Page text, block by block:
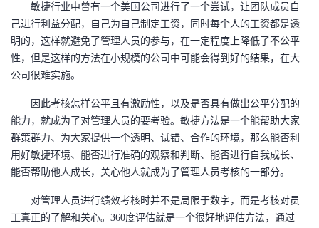
敏捷行业中曾有一个美国公司进行了一个尝试，让团队成员自
己进行利益分配，自己为自己制定工资，同时每个人的工资都是透
明的，这样就避免了管理人员的参与，在一定程度上降低了不公平
性，但是这样的方法在小规模的公司中可能会得到好的结果，在大
公司很难实施。
因此考核怎样公平且有激励性，以及是否具有做出公平分配的
能力，就成为了对管理人员的要考验。敏捷方法是一个能帮助大家
群策群力、为大家提供一个透明、试错、合作的环境，那么能否利
用好敏捷环境、能否进行准确的观察和判断、能否进行自我成长、
能否帮助他人成长，关心他人就成为了管理人员考核的一部分。
对管理人员进行绩效考核时并不是局限于数字，而是考核对员
工真正的了解和关心。 360度评估就是一个很好地评估方法，通过